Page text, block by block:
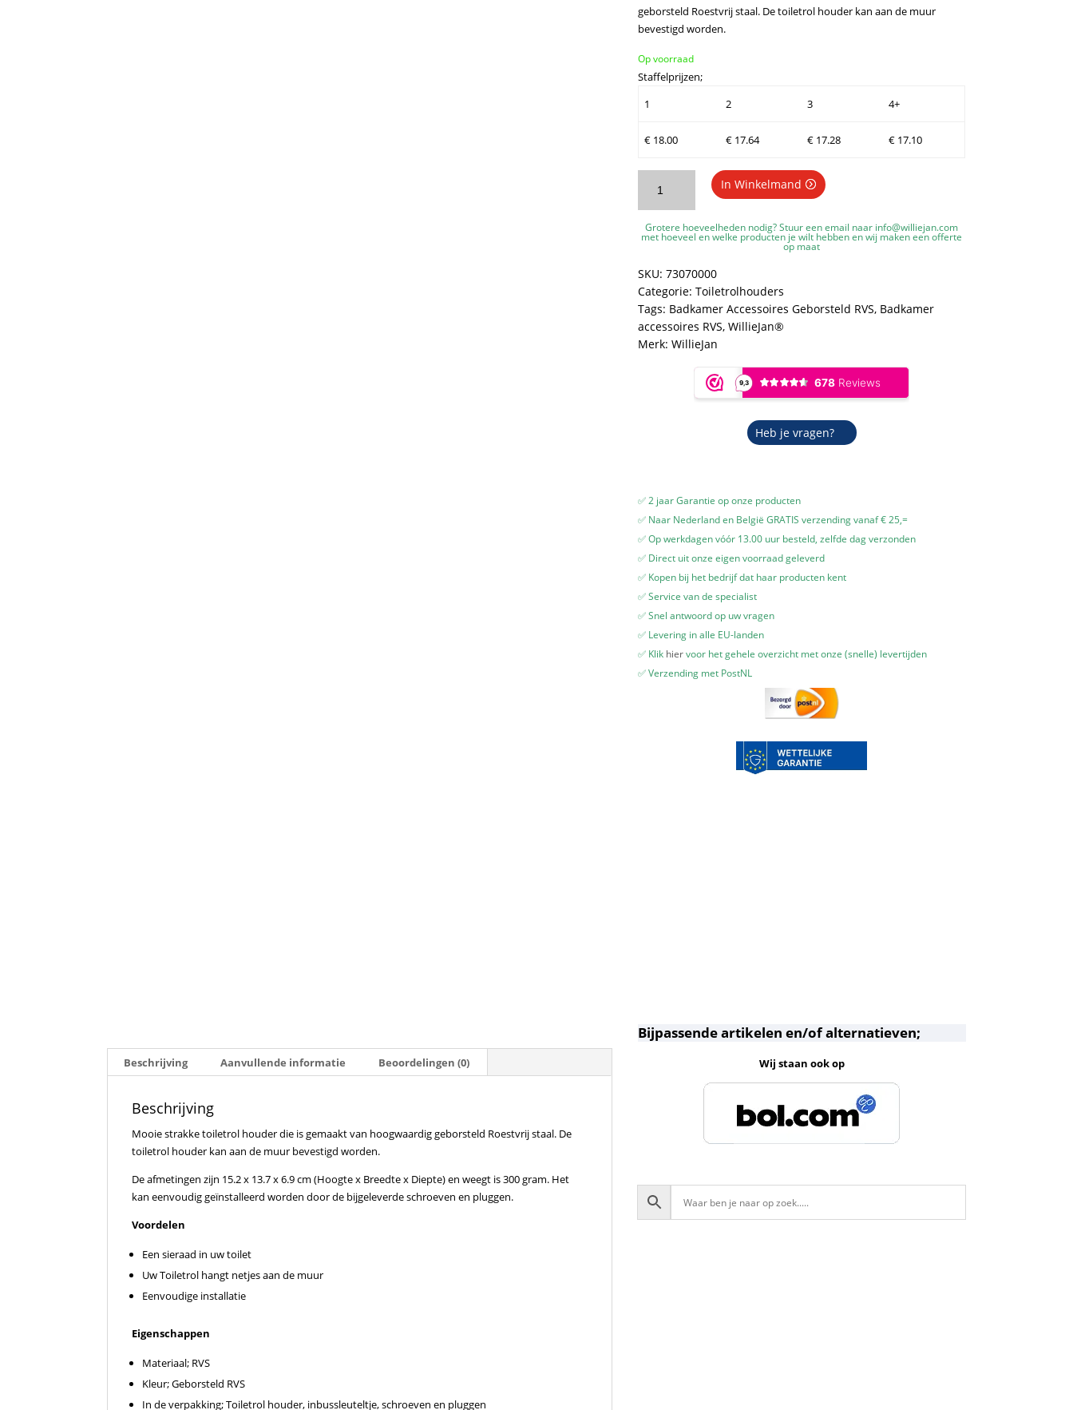
geborsteld Roestvrij staal. De toiletrol houder kan aan de muur
bevestigd worden.
Op voorraad
Staffelprijzen;
1
2 3 4+
€ 18.00 € 17.64 € 17.28 € 17.10
Toiletrolhouder
7307
Muurbevestiging
aantal
In Winkelmand
Grotere hoeveelheden nodig? Stuur een email naar info@williejan.com
met hoeveel en welke producten je wilt hebben en wij maken een offerte
op maat
SKU: 73070000
Categorie: Toiletrolhouders
Tags: Badkamer Accessoires Geborsteld RVS, Badkamer
accessoires RVS, WillieJan®
Merk: WillieJan
Heb je vragen?
✅ 2 jaar Garantie op onze producten
✅ Naar Nederland en België GRATIS verzending vanaf € 25,=
✅ Op werkdagen vóór 13.00 uur besteld, zelfde dag verzonden
✅ Direct uit onze eigen voorraad geleverd
✅ Kopen bij het bedrijf dat haar producten kent
✅ Service van de specialist
✅ Snel antwoord op uw vragen
✅ Levering in alle EU-landen
✅ Klik hiervoor het gehele overzicht met onze (snelle) levertijden
✅ Verzending met PostNL
Beschrijving Aanvullende informatie Beoordelingen (0)
Beschrijving
Mooie strakke toiletrol houder die is gemaakt van hoogwaardig geborsteld Roestvrij staal. De
toiletrol houder kan aan de muur bevestigd worden.
De afmetingen zijn 15.2 x 13.7 x 6.9 cm (Hoogte x Breedte x Diepte) en weegt is 300 gram. Het
kan eenvoudig geïnstalleerd worden door de bijgeleverde schroeven en pluggen.
Voordelen
Een sieraad in uw toilet
Uw Toiletrol hangt netjes aan de muur
Eenvoudige installatie
Eigenschappen
Materiaal; RVS
Kleur; Geborsteld RVS
In de verpakking; Toiletrol houder, inbussleuteltje, schroeven en pluggen
Bijpassende artikelen en/of alternatieven;
Wij staan ook op